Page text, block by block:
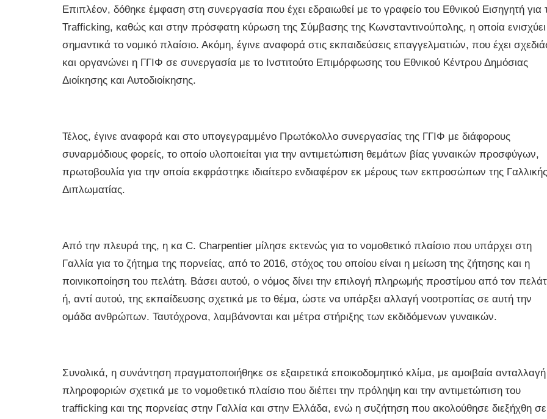
Επιπλέον, δόθηκε έμφαση στη συνεργασία που έχει εδραιωθεί με το γραφείο του Εθνικού Εισηγητή για
Trafficking, καθώς και στην πρόσφατη κύρωση της Σύμβασης της Κωνσταντινούπολης, η οποία ενισχύει
σημαντικά το νομικό πλαίσιο. Ακόμη, έγινε αναφορά στις εκπαιδεύσεις επαγγελματιών, που έχει
και οργανώνει η ΓΓΙΦ σε συνεργασία με το Ινστιτούτο Επιμόρφωσης του Εθνικού Κέντρου Δημόσιας
Διοίκησης και Αυτοδιοίκησης.
Τέλος, έγινε αναφορά και στο υπογεγραμμένο Πρωτόκολλο συνεργασίας της ΓΓΙΦ με διάφορους
συναρμόδιους φορείς, το οποίο υλοποιείται για την αντιμετώπιση θεμάτων βίας γυναικών προσφύγων,
πρωτοβουλία για την οποία εκφράστηκε ιδιαίτερο ενδιαφέρον εκ μέρους των εκπροσώπων της Γαλλικής
Διπλωματίας.
Από την πλευρά της, η κα C. Charpentier μίλησε εκτενώς για το νομοθετικό πλαίσιο που υπάρχει στη
Γαλλία για το ζήτημα της πορνείας, από το 2016, στόχος του οποίου είναι η μείωση της ζήτησης και η
ποινικοποίηση του πελάτη. Βάσει αυτού, ο νόμος δίνει την επιλογή πληρωμής προστίμου από τον
ή, αντί αυτού, της εκπαίδευσης σχετικά με το θέμα, ώστε να υπάρξει αλλαγή νοοτροπίας σε αυτή την
ομάδα ανθρώπων. Ταυτόχρονα, λαμβάνονται και μέτρα στήριξης των εκδιδόμενων γυναικών.
Συνολικά, η συνάντηση πραγματοποιήθηκε σε εξαιρετικά εποικοδομητικό κλίμα, με αμοιβαία ανταλλαγή
πληροφοριών σχετικά με το νομοθετικό πλαίσιο που διέπει την πρόληψη και την αντιμετώπιση του
trafficking και της πορνείας στην Γαλλία και στην Ελλάδα, ενώ η συζήτηση που ακολούθησε διεξήχθη σε